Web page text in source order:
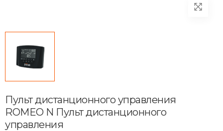
Пульт дистанционного управления
ROMEO N Пульт дистанционного
управления